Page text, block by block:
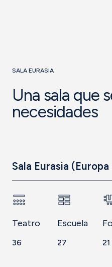
SALA EURASIA
Una sala que
necesidades
Sala Eurasia (Europa
Teatro
36
Escuela
27 21